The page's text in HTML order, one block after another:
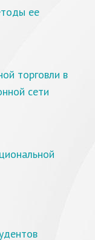
ее
торговли в
сети